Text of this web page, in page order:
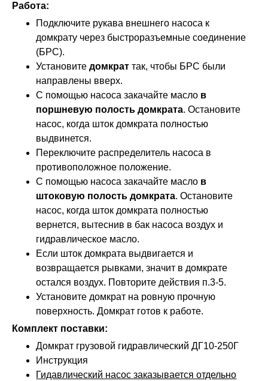
Работа:
Подключите рукава внешнего насоса к
домкрату через быстроразъемные соединение
(БРС).
Установитедомкрат так, чтобы БРС были
направлены вверх.
С помощью насоса закачайте масло в
поршневую полость домкрата. Остановите
насос, когда шток домкрата полностью
выдвинется.
Переключите распределитель насоса в
противоположное положение.
С помощью насоса закачайте масло в
штоковую полость домкрата. Остановите
насос, когда шток домкрата полностью
вернется, вытеснив в бак насоса воздух и
гидравлическое масло.
Если шток домкрата выдвигается и
возвращается рывками, значит в домкрате
остался воздух. Повторите действия п.3-5.
Установите домкрат на ровную прочную
поверхность. Домкрат готов к работе.
Комплект поставки:
Домкрат грузовой гидравлический ДГ10-250Г
Инструкция
Гидавлический насос заказывается отдельно